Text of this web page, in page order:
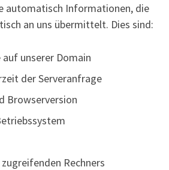
automatisch Informationen, die
an uns übermittelt. Dies sind:
unserer Domain
der Serveranfrage
Browserversion
Rechners